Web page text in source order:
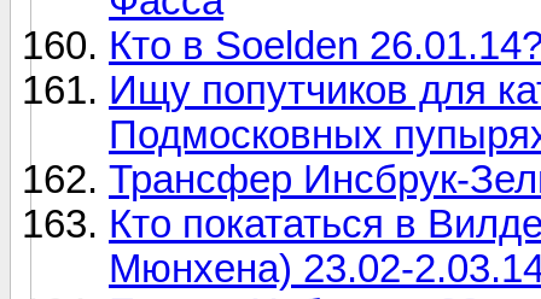
Кто в Soelden
Ищу попутчиков для
Подмосковных
Трансфер Инсбрук-
Кто покататься в
Мюнхена) 23.02-